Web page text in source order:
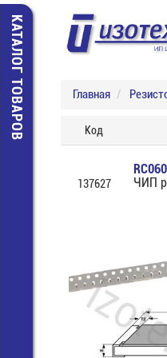
КАТАЛОГ ТОВАРОВ Главная
Код
137627
ЧИП